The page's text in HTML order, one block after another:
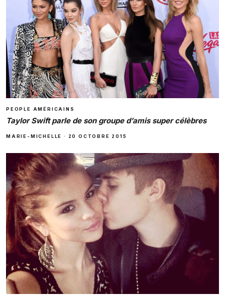
PEOPLE AMÉRICAINS
Taylor Swift parle de son groupe d’amis super célèbres
MARIE-MICHELLE · 20 OCTOBRE 2015